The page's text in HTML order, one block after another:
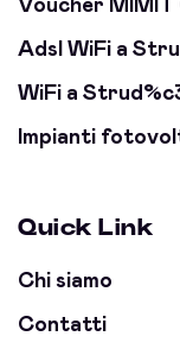
Voucher
Adsl WiFi a
WiFi a
Impianti
Quick Link
Chi siamo
Contatti